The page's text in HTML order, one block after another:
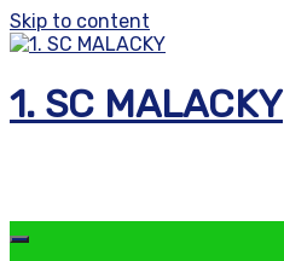
Skip to content
1. SC MALACKY